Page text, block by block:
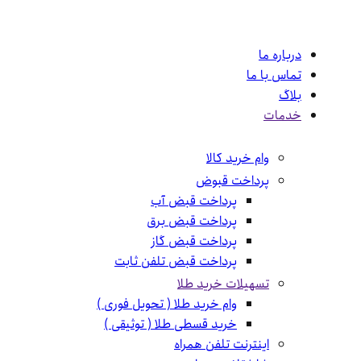
درباره ما
تماس با ما
بلاگ
خدمات
وام خرید کالا
پرداخت قبوض
پرداخت قبض آب
پرداخت قبض برق
پرداخت قبض گاز
پرداخت قبض تلفن ثابت
تسهیلات خرید طلا
وام خرید طلا ( تحویل فوری )
خرید قسطی طلا ( توثیقی )
اینترنت تلفن همراه